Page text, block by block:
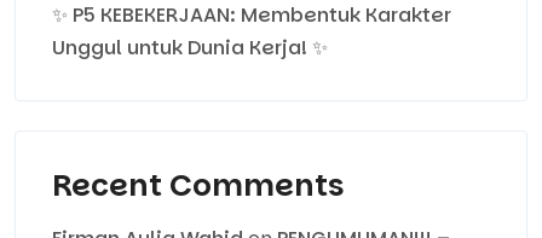
✨ P5 KEBEKERJAAN: Membentuk Karakter
Unggul untuk Dunia Kerja! ✨
Recent Comments